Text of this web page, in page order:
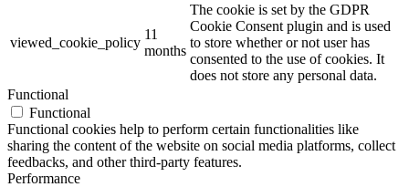
viewed_cookie_policy
11
months
The cookie is set by the GDPR
Cookie Consent plugin and is used
to store whether or not user has
consented to the use of cookies. It
does not store any personal data.
Functional
Functional
Functional cookies help to perform certain functionalities like
sharing the content of the website on social media platforms, collect
feedbacks, and other third-party features.
Performance